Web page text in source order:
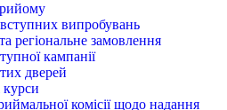
випробувань
регіональне замовлення
кампанії
дверей
курси
комісії щодо надання